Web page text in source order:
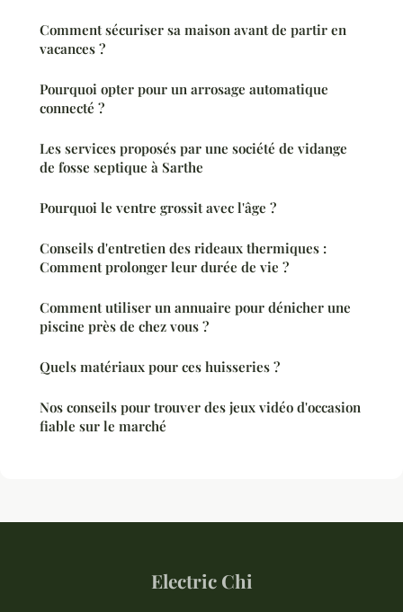
Comment sécuriser sa maison avant de partir en
vacances ?
Pourquoi opter pour un arrosage automatique
connecté ?
Les services proposés par une société de vidange
de fosse septique à Sarthe
Pourquoi le ventre grossit avec l'âge ?
Conseils d'entretien des rideaux thermiques :
Comment prolonger leur durée de vie ?
Comment utiliser un annuaire pour dénicher une
piscine près de chez vous ?
Quels matériaux pour ces huisseries ?
Nos conseils pour trouver des jeux vidéo d'occasion
fiable sur le marché
Electric Chi